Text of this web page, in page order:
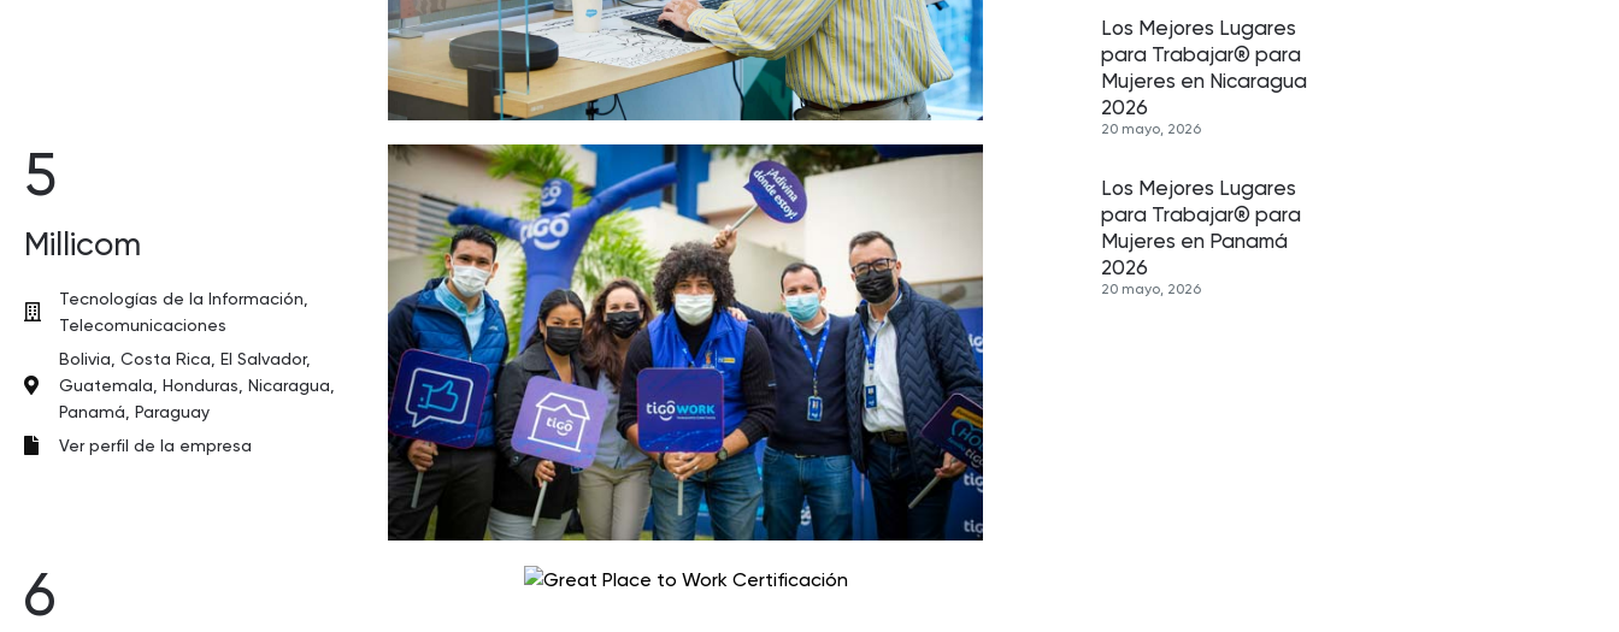
5
Millicom
Tecnologías de la Información,
Telecomunicaciones
Bolivia, Costa Rica, El Salvador,
Guatemala, Honduras, Nicaragua,
Panamá, Paraguay
Ver perfil de la empresa
6
Los Mejores Lugares
para Trabajar® para
Mujeres en Nicaragua
2026
20 mayo, 2026
Los Mejores Lugares
para Trabajar® para
Mujeres en Panamá
2026
20 mayo, 2026